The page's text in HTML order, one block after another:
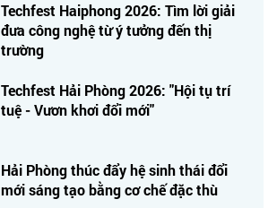
Techfest Haiphong 2026: Tìm lời giải
đưa công nghệ từ ý tưởng đến thị
trường
Techfest Hải Phòng 2026: "Hội tụ trí
tuệ - Vươn khơi đổi mới"
Hải Phòng thúc đẩy hệ sinh thái đổi
mới sáng tạo bằng cơ chế đặc thù